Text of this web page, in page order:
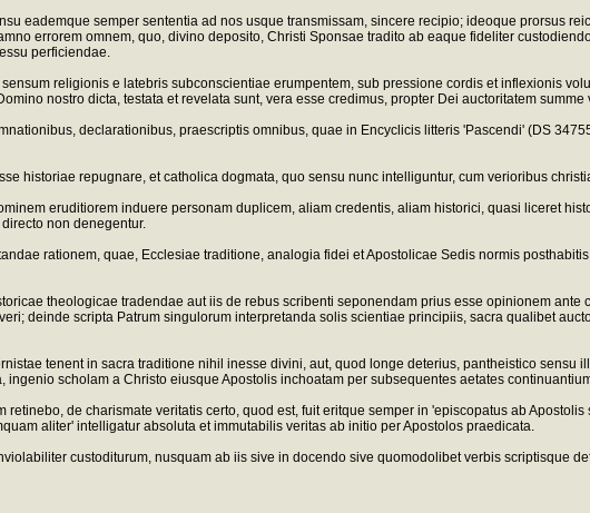
eademque semper sententia ad nos usque transmissam, sincere recipio; ideoque prorsus
errorem omnem, quo, divino deposito, Christi Sponsae tradito ab eaque fideliter
perficiendae.
religionis e latebris subconscientiae erumpentem, sub pressione cordis et inflexionis
nostro dicta, testata et revelata sunt, vera esse credimus, propter Dei auctoritatem summe
declarationibus, praescriptis omnibus, quae in Encyclicis litteris 'Pascendi' (DS
historiae repugnare, et catholica dogmata, quo sensu nunc intelliguntur, cum verioribus
eruditiorem induere personam duplicem, aliam credentis, aliam historici, quasi liceret
non denegentur.
rationem, quae, Ecclesiae traditione, analogia fidei et Apostolicae Sedis normis
theologicae tradendae aut iis de rebus scribenti seponendam prius esse opinionem
deinde scripta Patrum singulorum interpretanda solis scientiae principiis, sacra qualibet
tenent in sacra traditione nihil inesse divini, aut, quod longe deterius, pantheistico sensu
scholam a Christo eiusque Apostolis inchoatam per subsequentes aetates
de charismate veritatis certo, quod est, fuit eritque semper in 'episcopatus ab
aliter' intelligatur absoluta et immutabilis veritas ab initio per Apostolos praedicata.
custoditurum, nusquam ab iis sive in docendo sive quomodolibet verbis scriptisque